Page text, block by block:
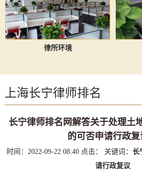
律所环境
上海长宁律师排名
长宁律师排名网解答关于处理土
的可否申请行政复
时间：2022-09-22 08:40 点击： 关键词： 长
请行政复议